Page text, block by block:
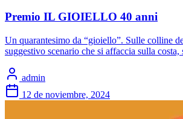
Premio IL GIOIELLO 40 anni
Un quarantesimo da “gioiello”. Sulle colline
suggestivo scenario che si affaccia sulla
admin
12 de noviembre, 2024